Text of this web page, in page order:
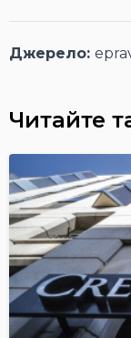
Джерело:
Читайте